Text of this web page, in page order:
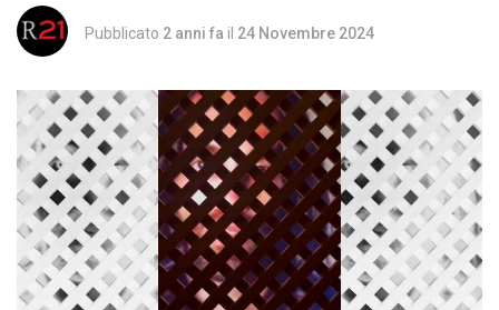
Pubblicato 2 anni fa il 24 Novembre 2024